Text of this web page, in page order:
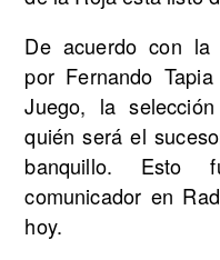
De acuerdo con la
por Fernando
Juego, la
quién será el
banquillo. Esto
comunicador en
hoy.